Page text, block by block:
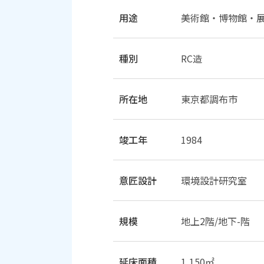
用途 美術館・博物館・
種別 RC造
所在地 東京都調布市
竣工年 1984
意匠設計 環境設計研究室
規模 地上2階/地下-階